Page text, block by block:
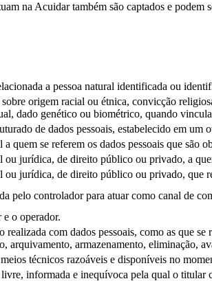
na Acuidar também são captados e
a pessoa natural identificada ou
sobre origem racial ou étnica, convicção
dado genético ou biométrico, quando
de dados pessoais, estabelecido em
a quem se referem os dados pessoais que são
ou jurídica, de direito público ou privado, a
ou jurídica, de direito público ou privado, que
pelo controlador para atuar como canal de
o operador.
realizada com dados pessoais, como as que
arquivamento, armazenamento, eliminação,
técnicos razoáveis e disponíveis no
informada e inequívoca pela qual o titular